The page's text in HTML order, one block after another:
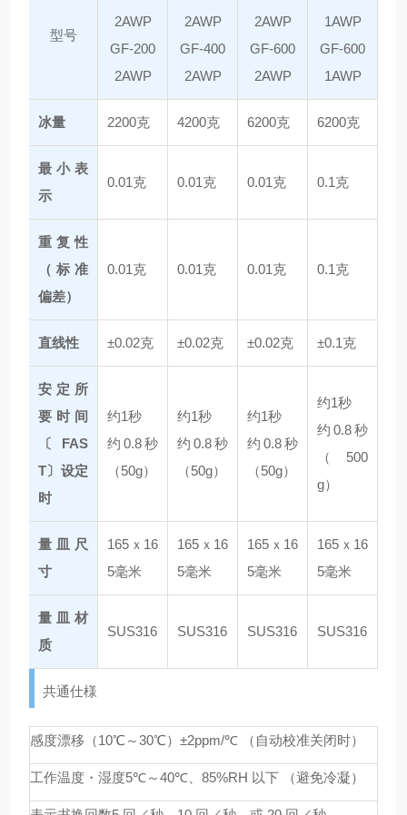
型号
2AWP
GF-200
2AWP
2AWP
GF-400
2AWP
2AWP
GF-600
2AWP
1AWP
GF-600
1AWP
冰量 2200克 4200克 6200克 6200克
最小表
示
0.01克 0.01克 0.01克 0.1克
重复性
（标准
偏差）
0.01克 0.01克 0.01克 0.1克
直线性 ±0.02克 ±0.02克 ±0.02克 ±0.1克
安定所
要时间
〔FAS
T〕设定
时
约1秒
约0.8秒
（50g）
约1秒
约0.8秒
（50g）
约1秒
约0.8秒
（50g）
约1秒
约0.8秒
（500
g）
量皿尺
寸
165ｘ16
5毫米
165ｘ16
5毫米
165ｘ16
5毫米
165ｘ16
5毫米
量皿材
质
SUS316 SUS316 SUS316 SUS316
共通仕様
感度漂移（10℃～30℃） ±2ppm/℃ （自动校准关闭时）
工作温度・湿度5℃～40℃、85%RH 以下 （避免冷凝）